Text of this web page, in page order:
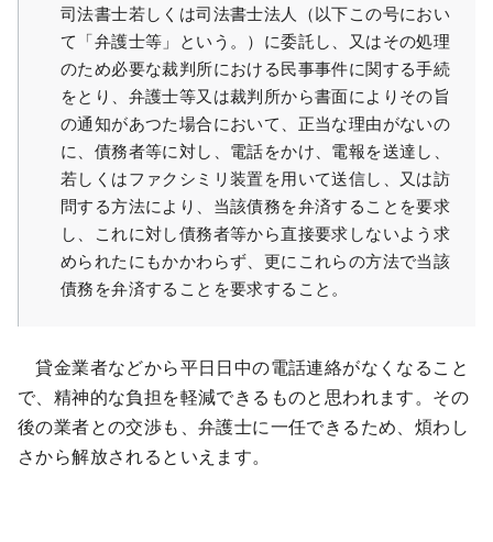
司法書士若しくは司法書士法人（以下この号におい
て「弁護士等」という。）に委託し、又はその処理
のため必要な裁判所における民事事件に関する手続
をとり、弁護士等又は裁判所から書面によりその旨
の通知があつた場合において、正当な理由がないの
に、債務者等に対し、電話をかけ、電報を送達し、
若しくはファクシミリ装置を用いて送信し、又は訪
問する方法により、当該債務を弁済することを要求
し、これに対し債務者等から直接要求しないよう求
められたにもかかわらず、更にこれらの方法で当該
債務を弁済することを要求すること。
貸金業者などから平日日中の電話連絡がなくなること
で、精神的な負担を軽減できるものと思われます。その
後の業者との交渉も、弁護士に一任できるため、煩わし
さから解放されるといえます。